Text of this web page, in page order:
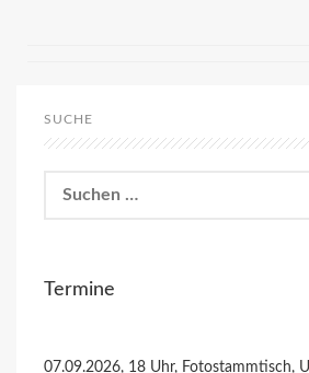
SUCHE
nach:
Termine
07.09.2026, 18 Uhr, Fotostammtisch,